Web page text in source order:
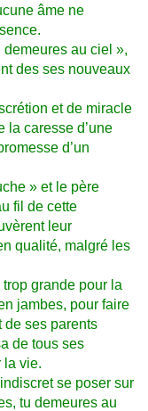
âme ne
au ciel »,
des ses nouveaux
et de miracle
la caresse d’une
d’un
» et le père
fil de cette
leur
qualité, malgré les
grande pour la
jambes, pour faire
de ses parents
de tous ses
la vie.
se poser sur
tu demeures au